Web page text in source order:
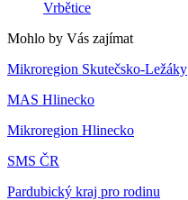
Vrbětice
Mohlo by Vás zajímat
Mikroregion Skutečsko-Ležáky
MAS Hlinecko
Mikroregion Hlinecko
SMS ČR
Pardubický kraj pro rodinu